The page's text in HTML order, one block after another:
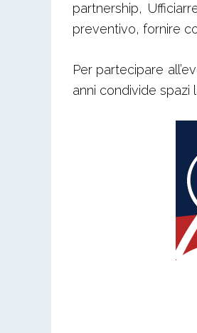
partnership,
preventivo, fornire
Per partecipare
anni condivide spazi